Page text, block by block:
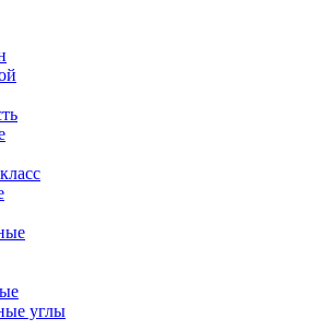
углы